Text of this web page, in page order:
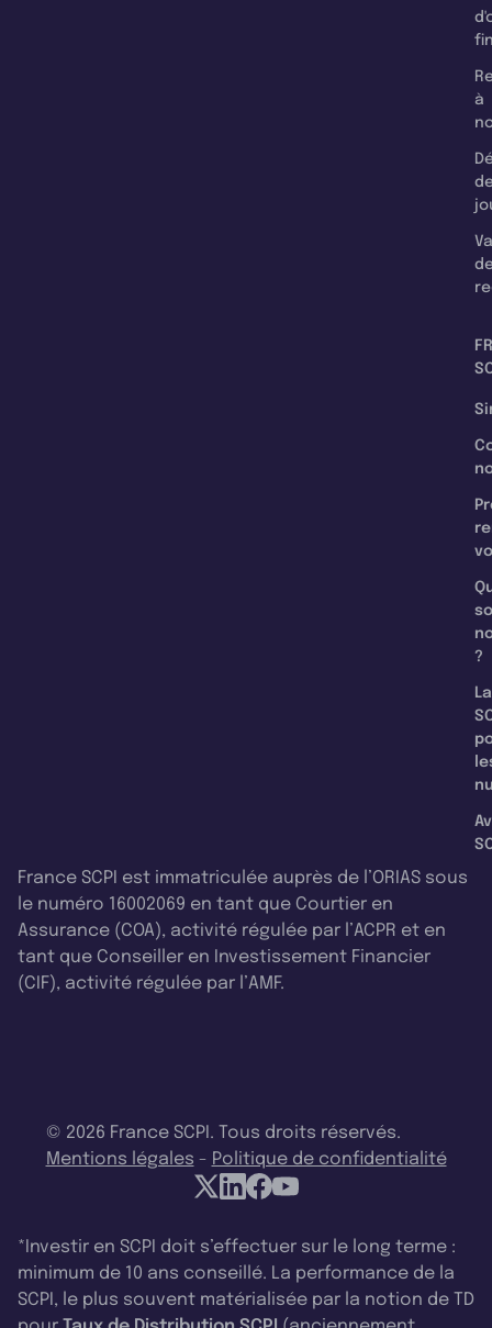
à
?
La
France SCPI est immatriculée auprès de l’ORIAS sous
le numéro 16002069 en tant que Courtier en
Assurance (COA), activité régulée par l’ACPR et en
tant que Conseiller en Investissement Financier
(CIF), activité régulée par l’AMF.
© 2026 France SCPI. Tous droits réservés.
Mentions légales - Politique de confidentialité
*Investir en SCPI doit s’effectuer sur le long terme :
minimum de 10 ans conseillé. La performance de la
SCPI, le plus souvent matérialisée par la notion de TD